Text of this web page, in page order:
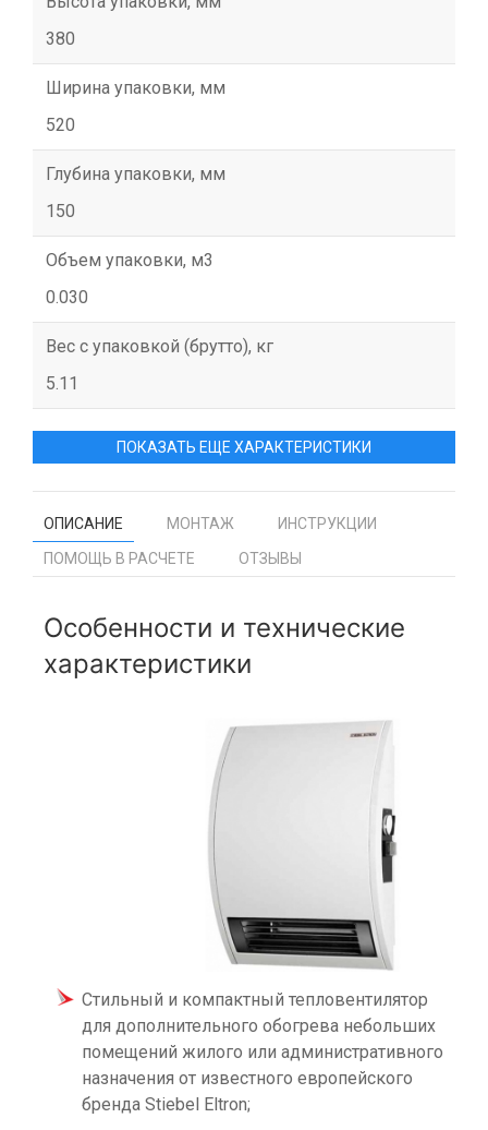
380
Ширина упаковки, мм
520
Глубина упаковки, мм
150
Объем упаковки, м3
0.030
Вес с упаковкой (брутто), кг
5.11
ПОКАЗАТЬ ЕЩЕ ХАРАКТЕРИСТИКИ
ОПИСАНИЕ МОНТАЖ
ИНСТРУКЦИИ
ПОМОЩЬ В РАСЧЕТЕ
ОТЗЫВЫ
Особенности и технические
характеристики
Стильный и компактный тепловентилятор
для дополнительного обогрева небольших
помещений жилого или административного
назначения от известного европейского
бренда Stiebel Eltron;